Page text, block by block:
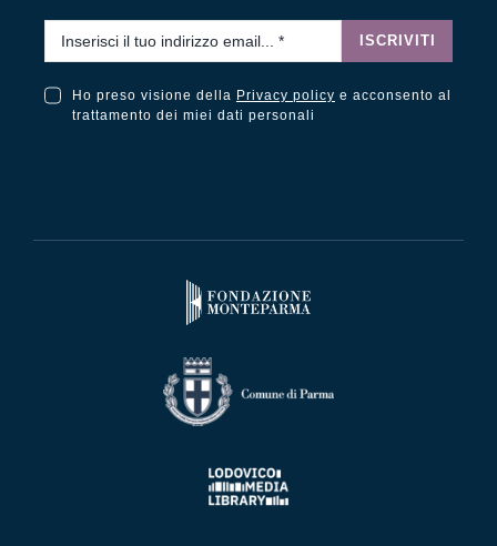
ISCRIVITI
Ho preso visione della Privacy policy e acconsento al
trattamento dei miei dati personali